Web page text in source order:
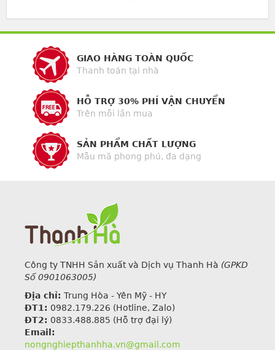
GIAO HÀNG TOÀN QUỐC
Thanh toán tại nhà
HỖ TRỢ 30% PHÍ VẬN CHUYỂN
Trên mỗi lần mua
SẢN PHẨM CHẤT LƯỢNG
Mẫu mã phong phú, đa dạng
Công ty TNHH Sản xuất và Dịch vụ Thanh Hà (GPKD
Số 0901063005)
Địa chỉ: Trung Hòa - Yên Mỹ - HY
ĐT1: 0982.179.226 (Hotline, Zalo)
ĐT2: 0833.488.885 (Hỗ trợ đại lý)
Email:
nongnghiepthanhha.vn@gmail.com